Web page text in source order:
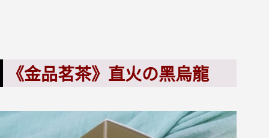
《金品茗茶》直火の黑烏龍